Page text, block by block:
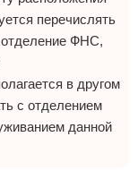
перечислять
отделение ФНС,
в другом
с отделением
данной